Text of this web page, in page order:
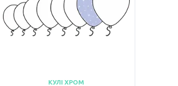
КУЛІ ХРОМ